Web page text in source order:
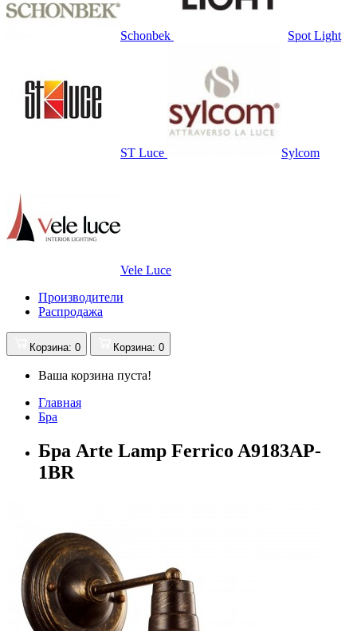
Schonbek Spot Light
ST Luce Sylcom
Vele Luce
Производители
Распродажа
Корзина: 0 Корзина: 0
Ваша корзина пуста!
Главная
Бра
Бра Arte Lamp Ferrico A9183AP-
1BR